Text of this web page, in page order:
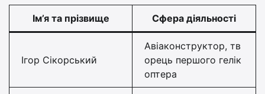
Ім’я та прізвище Сфера діяльності
Ігор Сікорський
Авіаконструктор, тв
орець першого гелік
оптера